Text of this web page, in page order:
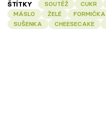
ŠTÍTKY SOUTĚŽ CUKR
MÁSLO
ŽELÉ FORMIČKA
SUŠENKA
CHEESECAKE